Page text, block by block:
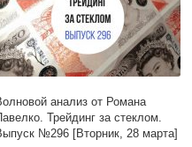
анализ от Романа
Трейдинг за стеклом.
№296 [Вторник, 28 марта]